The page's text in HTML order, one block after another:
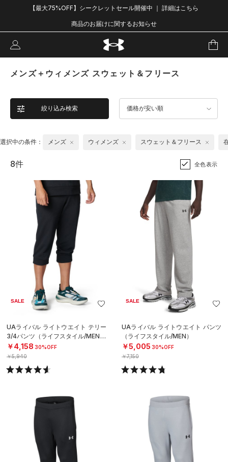
【最大75%OFF】シークレットセール開催中 ｜ 詳細はこちら
商品のお届けに関するお知らせ
メンズ＋ウィメンズ スウェット＆フリース
絞り込み検索 価格が安い順
選択中の条件： メンズ ウィメンズ スウェット＆フリース
8件 全色表示
SALE
UAライバル ライトウエイト テリー
3/4パンツ（ライフスタイル/MEN）
￥4,158 30%OFF
￥5,940
SALE
UAライバル ライトウエイト パンツ
（ライフスタイル/MEN）
￥5,005 30%OFF
￥7,150